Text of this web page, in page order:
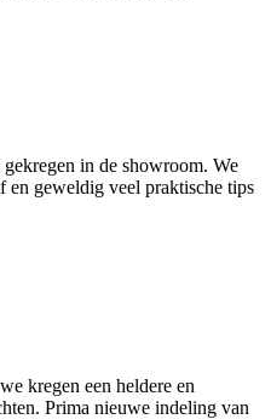
in de showroom. We
en geweldig veel praktische tips
kregen een heldere en
Prima nieuwe indeling van